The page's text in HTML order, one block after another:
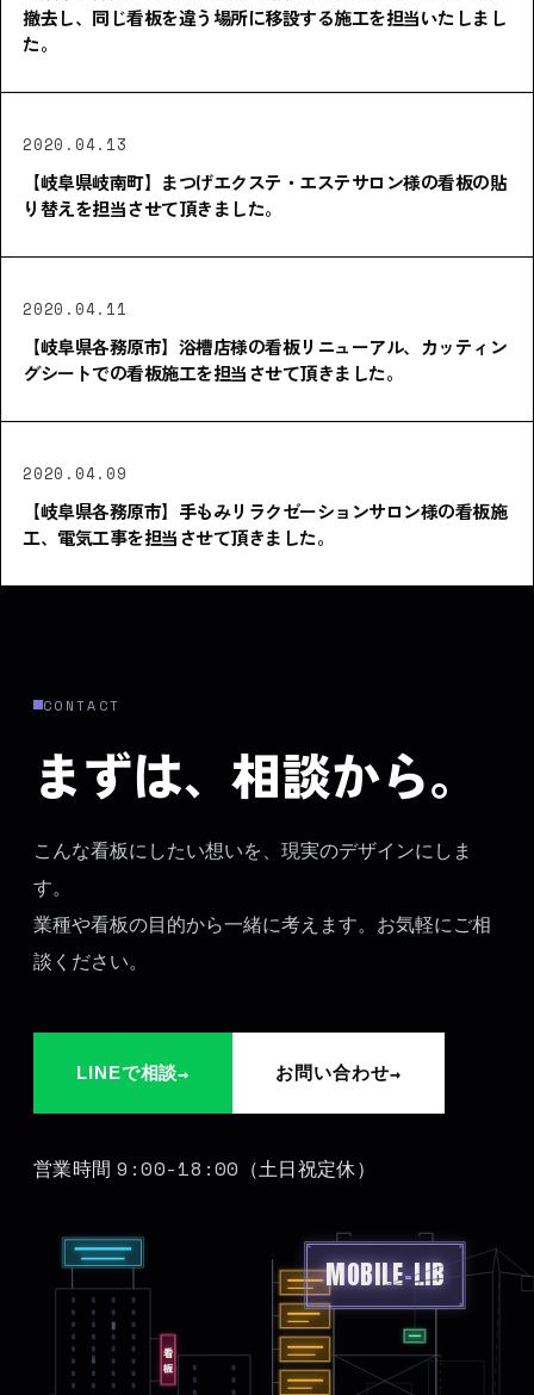
撤去し、同じ看板を違う場所に移設する施工を担当いたしまし
た。
2020.04.13
【岐阜県岐南町】まつげエクステ・エステサロン様の看板の貼
り替えを担当させて頂きました。
2020.04.11
【岐阜県各務原市】浴槽店様の看板リニューアル、カッティン
グシートでの看板施工を担当させて頂きました。
2020.04.09
【岐阜県各務原市】手もみリラクゼーションサロン様の看板施
工、電気工事を担当させて頂きました。
CONTACT
まずは、相談から。
こんな看板にしたい想いを、現実のデザインにしま
す。
業種や看板の目的から一緒に考えます。お気軽にご相
談ください。
LINEで相談→ お問い合わせ→
営業時間 9:00-18:00 （土日祝定休）
看板
MOBILE-LIB